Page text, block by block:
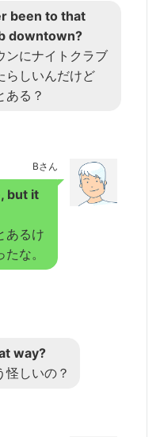
been to that
downtown?
ンにナイトクラブ
らしいんだけど
ある？
Bさん
but it
あるけ
な。
way?
怪しいの？